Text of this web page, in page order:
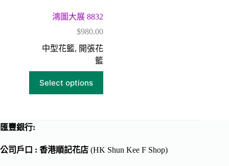
鴻圖大展 8832
$980.00
中型花籃, 開張花
籃
Select options
匯豐銀行:
公司戶口 : 香港順記花店 (HK Shun Kee F Shop)